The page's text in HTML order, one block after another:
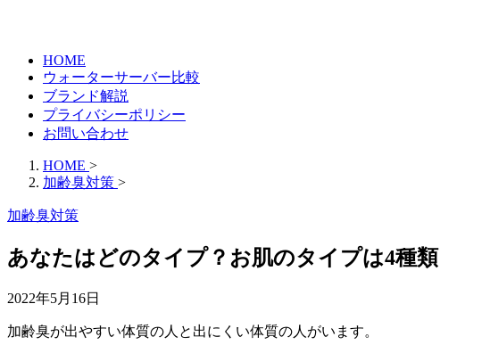
HOME
ウォーターサーバー比較
ブランド解説
プライバシーポリシー
お問い合わせ
HOME >
加齢臭対策 >
加齢臭対策
あなたはどのタイプ？お肌のタイプは4種類
2022年5月16日
加齢臭が出やすい体質の人と出にくい体質の人がいます。